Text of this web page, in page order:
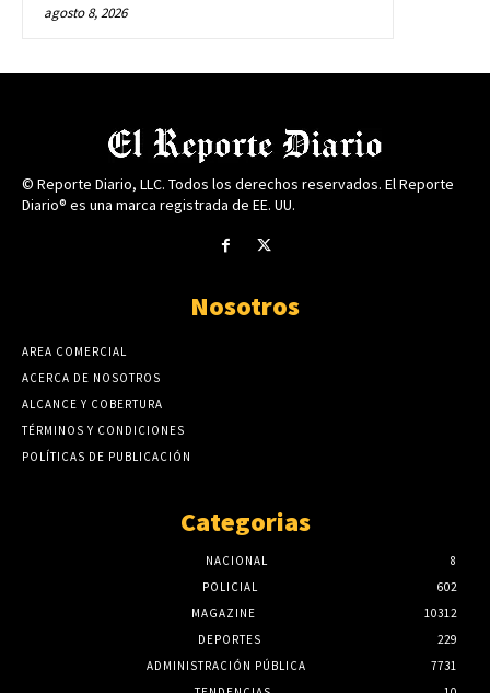
agosto 8, 2026
© Reporte Diario, LLC. Todos los derechos reservados. El Reporte
Diario® es una marca registrada de EE. UU.
Nosotros
AREA COMERCIAL
ACERCA DE NOSOTROS
ALCANCE Y COBERTURA
TÉRMINOS Y CONDICIONES
POLÍTICAS DE PUBLICACIÓN
Categorias
NACIONAL
8
POLICIAL
602
MAGAZINE
10312
DEPORTES
229
ADMINISTRACIÓN PÚBLICA
7731